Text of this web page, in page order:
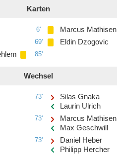
Karten
6' Marcus Mathisen
69'
Eldin Dzogovic
85'
Wechsel
73'
Silas Gnaka
Laurin Ulrich
73'
Marcus Mathisen
Max Geschwill
73'
Daniel Heber
Philipp Hercher